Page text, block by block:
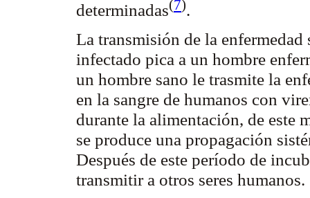
determinadas(7).
La transmisión de la
infectado pica a un hombre
un hombre sano le trasmite la
en la sangre de humanos con
durante la alimentación, de este
se produce una propagación
Después de este período de
transmitir a otros seres humanos.